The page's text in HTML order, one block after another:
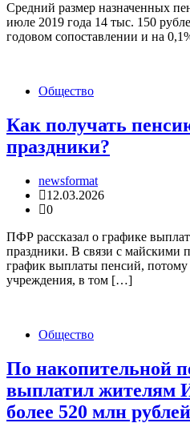
Средний размер назначенных
июле 2019 года 14 тыс. 150
годовом сопоставлении и на
Общество
Как получать
праздники?
newsformat
12.03.2026
0
ПФР рассказал о графике
праздники. В связи с майскими
график выплаты пенсий, потому
учреждения, в том […]
Общество
По накопительной
выплатил жителям
более 520 млн